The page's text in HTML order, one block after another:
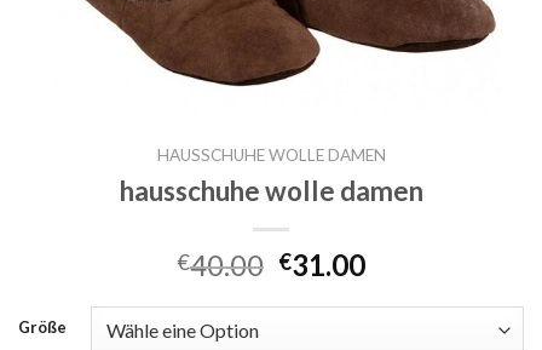
HAUSSCHUHE WOLLE DAMEN
hausschuhe wolle damen
€40.00 €31.00
Größe